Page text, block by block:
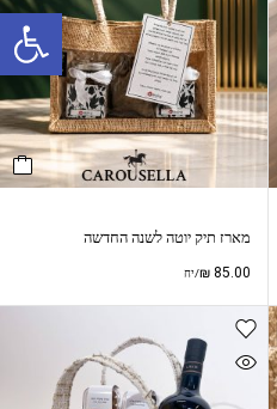
פתח סרגל נגישות
מארז תיק יוטה לשנה החדשה
₪85.00 /יח